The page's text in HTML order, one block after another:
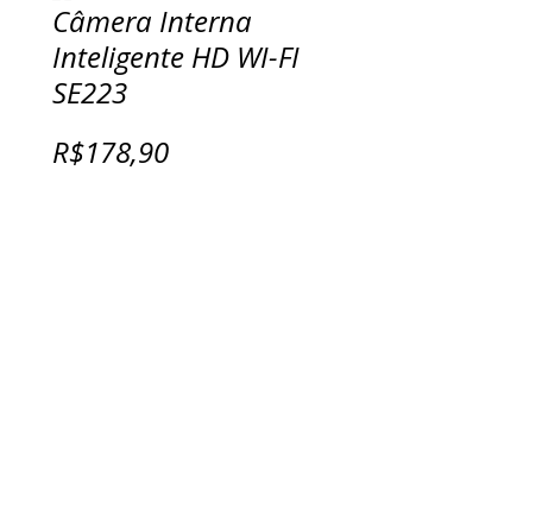
Câmera Interna
Inteligente HD WI-FI
SE223
R$178,90